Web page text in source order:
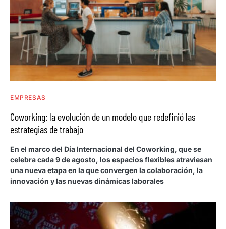
EMPRESAS
Coworking: la evolución de un modelo que redefinió las
estrategias de trabajo
En el marco del Día Internacional del Coworking, que se
celebra cada 9 de agosto, los espacios flexibles atraviesan
una nueva etapa en la que convergen la colaboración, la
innovación y las nuevas dinámicas laborales